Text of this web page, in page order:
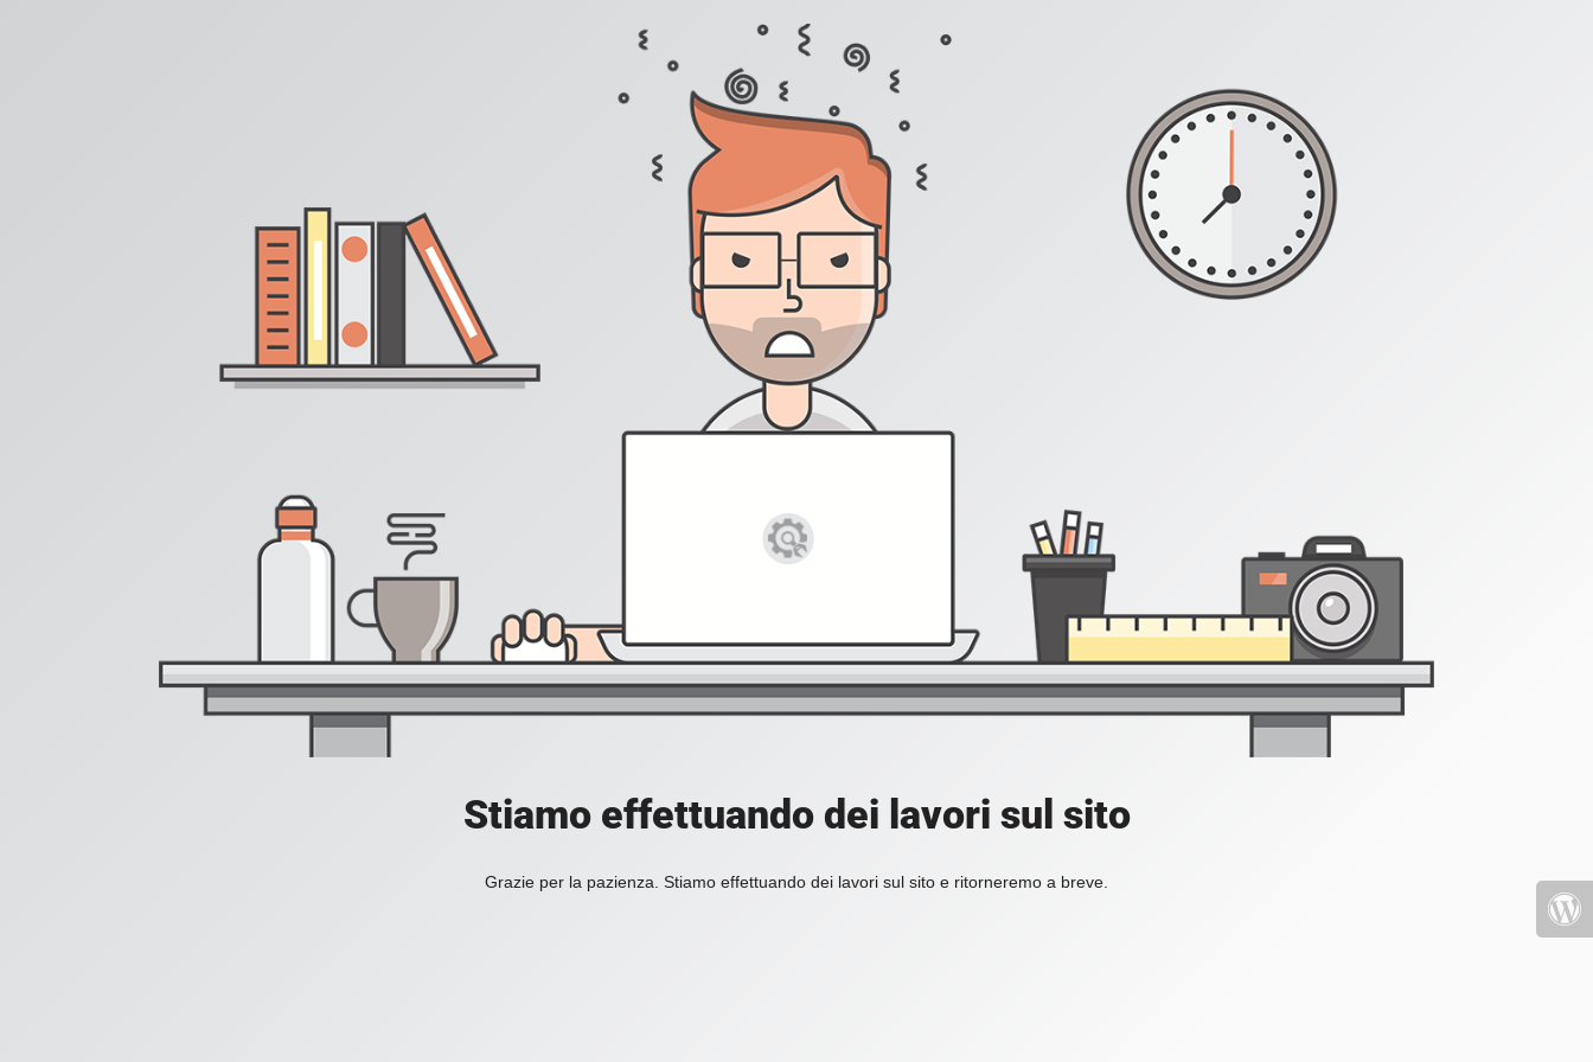
Stiamo effettuando dei lavori sul sito
Grazie per la pazienza. Stiamo effettuando dei lavori sul sito e ritorneremo a breve.